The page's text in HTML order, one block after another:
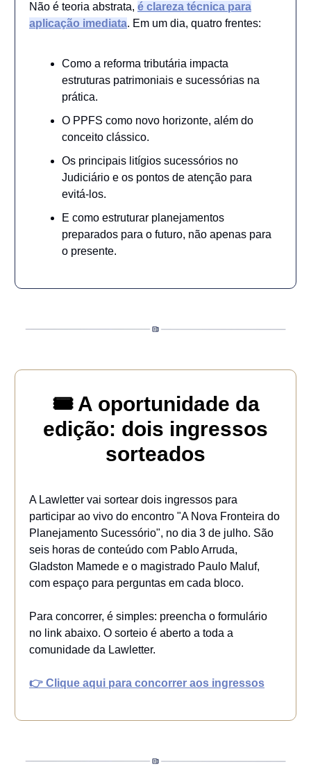
Não é teoria abstrata, é clareza técnica para
aplicação imediata. Em um dia, quatro frentes:
Como a reforma tributária impacta
estruturas patrimoniais e sucessórias na
prática.
O PPFS como novo horizonte, além do
conceito clássico.
Os principais litígios sucessórios no
Judiciário e os pontos de atenção para
evitá-los.
E como estruturar planejamentos
preparados para o futuro, não apenas para
o presente.
🎟️ A oportunidade da
edição: dois ingressos
sorteados
A Lawletter vai sortear dois ingressos para
participar ao vivo do encontro "A Nova Fronteira do
Planejamento Sucessório", no dia 3 de julho. São
seis horas de conteúdo com Pablo Arruda,
Gladston Mamede e o magistrado Paulo Maluf,
com espaço para perguntas em cada bloco.
Para concorrer, é simples: preencha o formulário
no link abaixo. O sorteio é aberto a toda a
comunidade da Lawletter.
👉 Clique aqui para concorrer aos ingressos